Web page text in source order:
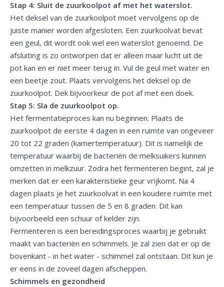
Stap 4: Sluit de zuurkoolpot af met het waterslot.
Het deksel van de zuurkoolpot moet vervolgens op de
juiste manier worden afgesloten. Een zuurkoolvat bevat
een geul, dit wordt ook wel een waterslot genoemd. De
afsluiting is zo ontworpen dat er alleen maar lucht uit de
pot kan en er niet meer terug in. Vul de geul met water en
een beetje zout. Plaats vervolgens het deksel op de
zuurkoolpot. Dek bijvoorkeur de pot af met een doek.
Stap 5: Sla de zuurkoolpot op.
Het fermentatieproces kan nu beginnen. Plaats de
zuurkoolpot de eerste 4 dagen in een ruimte van ongeveer
20 tot 22 graden (kamertemperatuur). Dit is namelijk de
temperatuur waarbij de bacteriën de melksuikers kunnen
omzetten in melkzuur. Zodra het fermenteren begint, zal je
merken dat er een karakteristieke geur vrijkomt. Na 4
dagen plaats je het zuurkoolvat in een koudere ruimte met
een temperatuur tussen de 5 en 8 graden. Dit kan
bijvoorbeeld een schuur of kelder zijn.
Fermenteren is een bereidingsproces waarbij je gebruikt
maakt van bacteriën en schimmels. Je zal zien dat er op de
bovenkant - in het water - schimmel zal ontstaan. Dit kun je
er eens in de zoveel dagen afscheppen.
Schimmels en gezondheid